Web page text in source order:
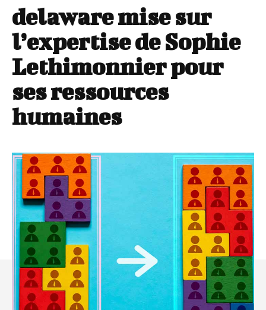
delaware mise sur
l’expertise de Sophie
Lethimonnier pour
ses ressources
humaines